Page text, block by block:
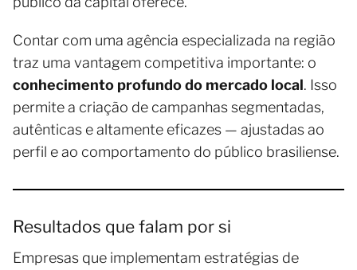
Contar com uma agência especializada na região
traz uma vantagem competitiva importante: o
conhecimento profundo do mercado local. Isso
permite a criação de campanhas segmentadas,
autênticas e altamente eficazes — ajustadas ao
perfil e ao comportamento do público brasiliense.
Resultados que falam por si
Empresas que implementam estratégias de